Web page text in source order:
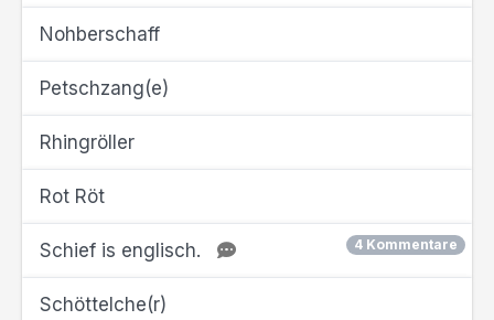
Nohberschaff
Petschzang(e)
Rhingröller
Rot Röt
4 Kommentare
Schief is englisch.
Schöttelche(r)